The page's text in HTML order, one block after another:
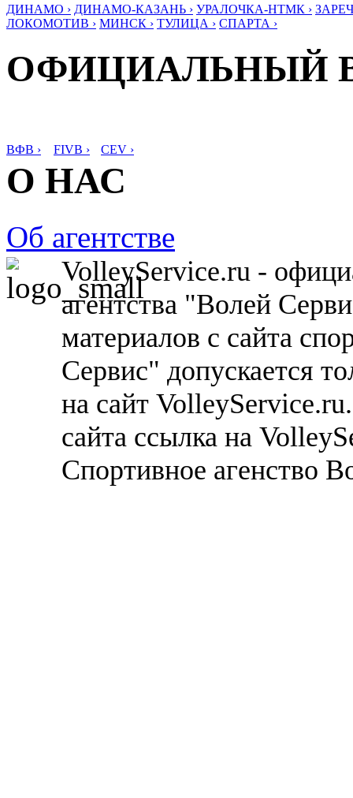
ДИНАМО › ДИНАМО-КАЗАНЬ › УРАЛОЧКА-НТМК ›
ЛОКОМОТИВ › МИНСК › ТУЛИЦА › СПАРТА ›
ОФИЦИАЛЬНЫЙ
ВФВ › FIVB › CEV ›
О НАС
Об агентстве
VolleyService.ru -
агентства "Волей
материалов с сайта
Сервис" допускается
на сайт
сайта ссылка на
Спортивное агенство